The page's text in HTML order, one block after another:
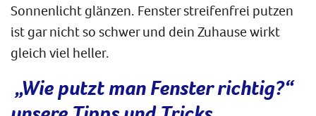
Sonnenlicht glänzen. Fenster streifenfrei putzen
ist gar nicht so schwer und dein Zuhause wirkt
gleich viel heller.
„Wie putzt man Fenster richtig?“